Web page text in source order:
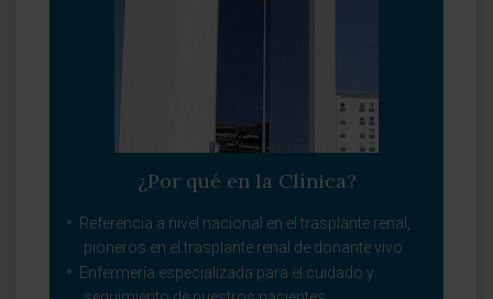
¿Por qué en la Clínica?
Referencia a nivel nacional en el trasplante renal,
pioneros en el trasplante renal de donante vivo.
Enfermería especializada para el cuidado y